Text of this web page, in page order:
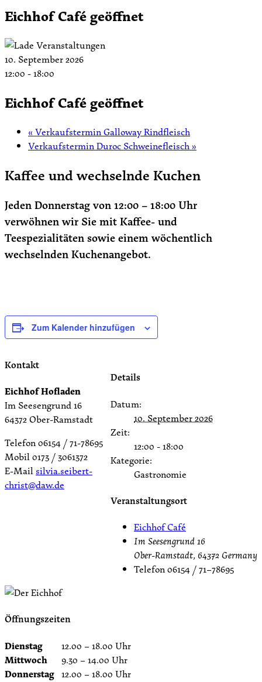
Eichhof Café geöffnet
10. September 2026
12:00 -18:00
Eichhof Café geöffnet
« Verkaufstermin Galloway Rindfleisch
Verkaufstermin Duroc Schweinefleisch»
Kaffee und wechselnde Kuchen
Jeden Donnerstag von 12:00 – 18:00 Uhr
verwöhnen wir Sie mit Kaffee- und
Teespezialitäten sowie einem wöchentlich
wechselnden Kuchenangebot.
Zum Kalender hinzufügen
Details
Datum:
10. September 2026
Zeit:
12:00 - 18:00
Kategorie:
Gastronomie
Veranstaltungsort
Eichhof Café
Im Seesengrund 16
Ober-Ramstadt, 64372 Germany
Telefon06154 / 71–78695
Kontakt
Eichhof Hofladen
Im Seesengrund 16
64372 Ober-Ramstadt
Telefon 06154 / 71-78695
Mobil 0173 / 3061372
E-Mailsilvia.seibert-
christ@daw.de
Öffnungszeiten
Dienstag 12.00 – 18.00 Uhr
Mittwoch 9.30 – 14.00 Uhr
Donnerstag 12.00 – 18.00 Uhr